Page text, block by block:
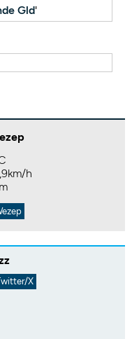
Gld'
h
X